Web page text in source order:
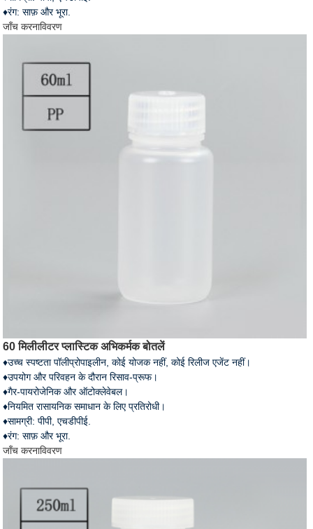
♦रंग: साफ़ और भूरा.
जाँच करनाविवरण
60 मिलीलीटर प्लास्टिक अभिकर्मक बोतलें
♦उच्च स्पष्टता पॉलीप्रोपाइलीन, कोई योजक नहीं, कोई रिलीज एजेंट नहीं।
♦उपयोग और परिवहन के दौरान रिसाव-प्रूफ।
♦गैर-पायरोजेनिक और ऑटोक्लेवेबल।
♦नियमित रासायनिक समाधान के लिए प्रतिरोधी।
♦सामग्री: पीपी, एचडीपीई.
♦रंग: साफ़ और भूरा.
जाँच करनाविवरण